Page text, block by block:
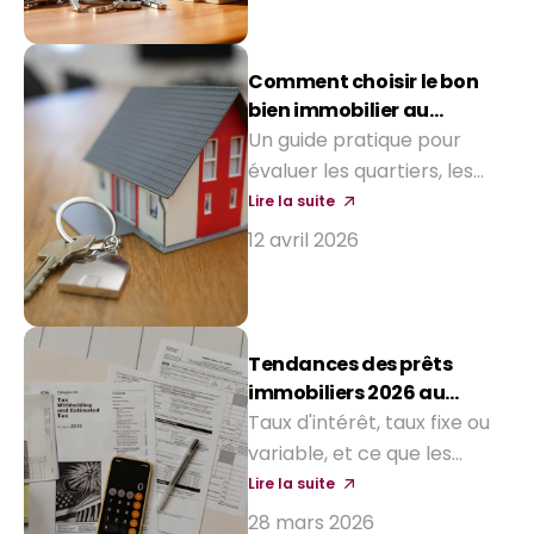
d'emprunt et avantages
fiscaux.
Comment choisir le bon
bien immobilier au
Luxembourg
Un guide pratique pour
évaluer les quartiers, les
prix et la valeur à long
terme avant d'acheter
Lire la suite
12 avril 2026
Tendances des prêts
immobiliers 2026 au
Grand-Duché
Taux d'intérêt, taux fixe ou
variable, et ce que les
acheteurs peuvent
attendre des banques
Lire la suite
28 mars 2026